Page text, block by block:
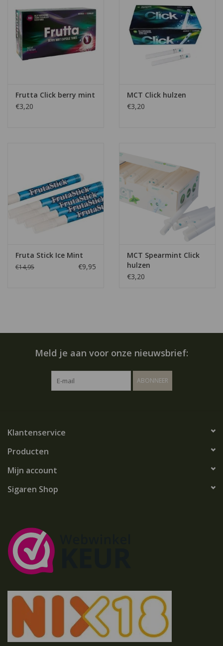
Frutta Click berry mint
€3,20
MCT Click hulzen
€3,20
Fruta Stick Ice Mint
€14,95 €9,95
MCT Spearmint Click
hulzen
€3,20
Meld je aan voor onze nieuwsbrief:
ABONNEER
Klantenservice
Producten
Mijn account
Sigaren Shop